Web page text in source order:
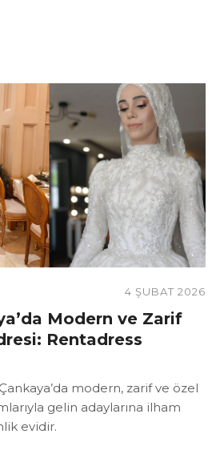
4 ŞUBAT 2026
Modern ve Zarif
Rentadress
modern, zarif ve özel
gelin adaylarına ilham
evidir.